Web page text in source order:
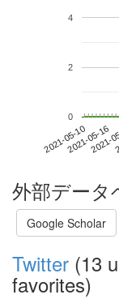
2021-05-102021-05-16
2021-
0
2
4
外部データ
Google Scholar
Twitter (13
favorites)